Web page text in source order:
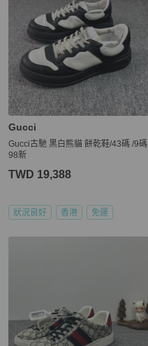
Gucci
Gucci古馳 黑白熊貓 餅乾鞋/43碼 /9碼
98新
TWD 19,388
狀況良好 香港 免運